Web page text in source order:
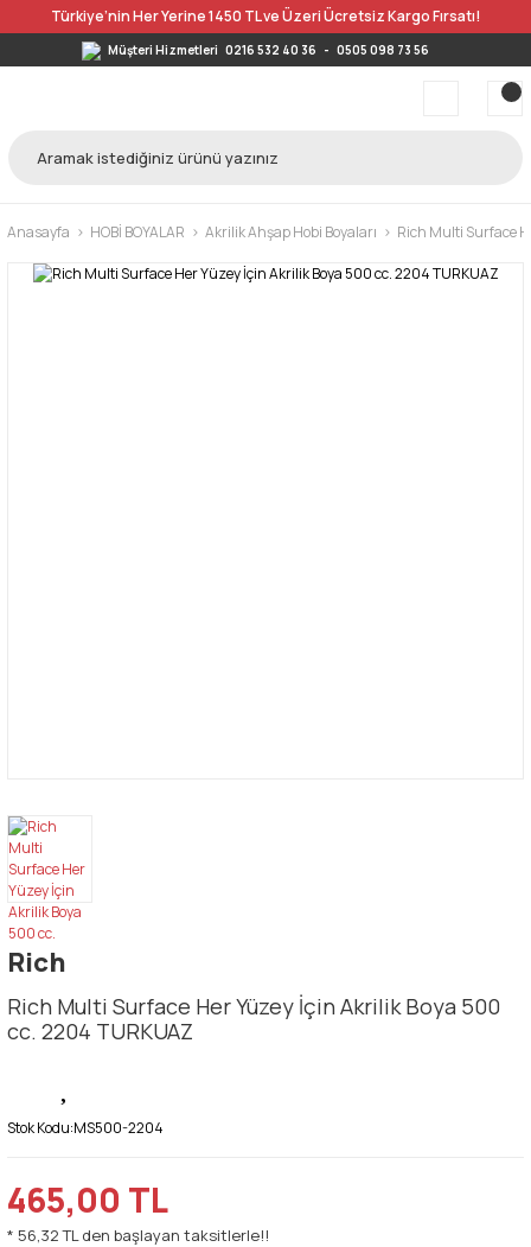
Türkiye’nin Her Yerine 1450 TL ve Üzeri Ücretsiz Kargo Fırsatı!
Müşteri Hizmetleri 0216 532 40 36 - 0505 098 73 56
Anasayfa HOBİ BOYALAR Akrilik Ahşap Hobi Boyaları Rich Multi Surface
Rich
Rich Multi Surface Her Yüzey İçin Akrilik Boya 500
cc. 2204 TURKUAZ
Stok Kodu:MS500-2204
465,00 TL
* 56,32 TL den başlayan taksitlerle!!